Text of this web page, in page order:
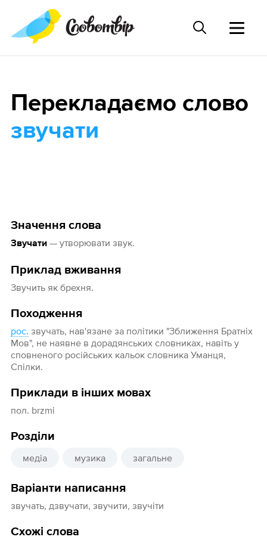
Значення слова
Звучати— утворювати звук.
Приклад вживання
Звучить як брехня.
Походження
рос. звучать, нав'язане за політики "Зближення Братніх
Мов", не наявне в дорадянських словниках, навіть у
сповненого російських кальок словника Уманця,
Спілки.
Приклади в інших мовах
пол. brzmi
Розділи
медіа музика загальне
Варіанти написання
звучать, дзвучати, звучити, звучіти
Схожі слова
Перекладаємо слово
звучати